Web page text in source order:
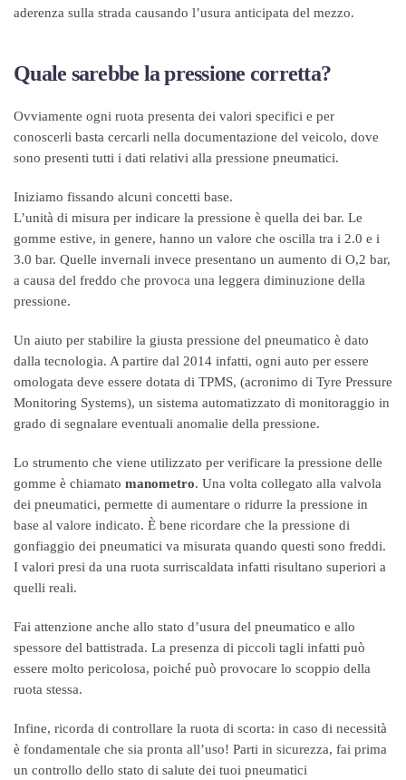
aderenza sulla strada causando l’usura anticipata del mezzo.
Quale sarebbe la pressione corretta?
Ovviamente ogni ruota presenta dei valori specifici e per
conoscerli basta cercarli nella documentazione del veicolo, dove
sono presenti tutti i dati relativi alla pressione pneumatici.
Iniziamo fissando alcuni concetti base.
L’unità di misura per indicare la pressione è quella dei bar. Le
gomme estive, in genere, hanno un valore che oscilla tra i 2.0 e i
3.0 bar. Quelle invernali invece presentano un aumento di O,2 bar,
a causa del freddo che provoca una leggera diminuzione della
pressione.
Un aiuto per stabilire la giusta pressione del pneumatico è dato
dalla tecnologia. A partire dal 2014 infatti, ogni auto per essere
omologata deve essere dotata di TPMS, (acronimo di Tyre Pressure
Monitoring Systems), un sistema automatizzato di monitoraggio in
grado di segnalare eventuali anomalie della pressione.
Lo strumento che viene utilizzato per verificare la pressione delle
gomme è chiamato manometro. Una volta collegato alla valvola
dei pneumatici, permette di aumentare o ridurre la pressione in
base al valore indicato. È bene ricordare che la pressione di
gonfiaggio dei pneumatici va misurata quando questi sono freddi.
I valori presi da una ruota surriscaldata infatti risultano superiori a
quelli reali.
Fai attenzione anche allo stato d’usura del pneumatico e allo
spessore del battistrada. La presenza di piccoli tagli infatti può
essere molto pericolosa, poiché può provocare lo scoppio della
ruota stessa.
Infine, ricorda di controllare la ruota di scorta: in caso di necessità
è fondamentale che sia pronta all’uso! Parti in sicurezza, fai prima
un controllo dello stato di salute dei tuoi pneumatici